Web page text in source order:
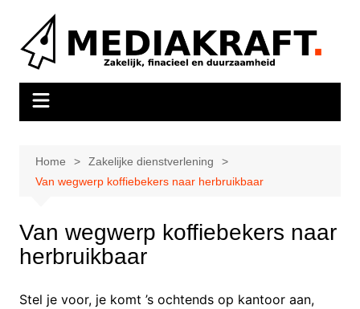
inhoud
Home
Zakelijke dienstverlening
Van wegwerp koffiebekers naar herbruikbaar
Van wegwerp koffiebekers naar
herbruikbaar
Stel je voor, je komt ’s ochtends op kantoor aan,